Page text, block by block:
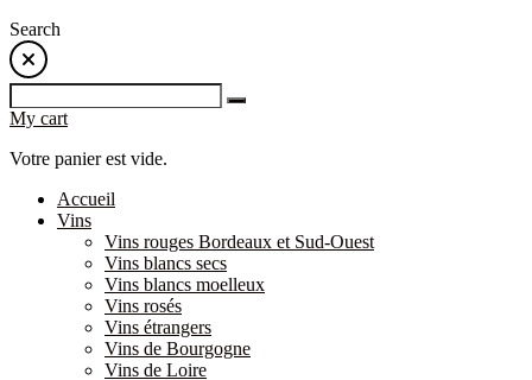
Search
My cart
Votre panier est vide.
Accueil
Vins
Vins rouges Bordeaux et Sud-Ouest
Vins blancs secs
Vins blancs moelleux
Vins rosés
Vins étrangers
Vins de Bourgogne
Vins de Loire